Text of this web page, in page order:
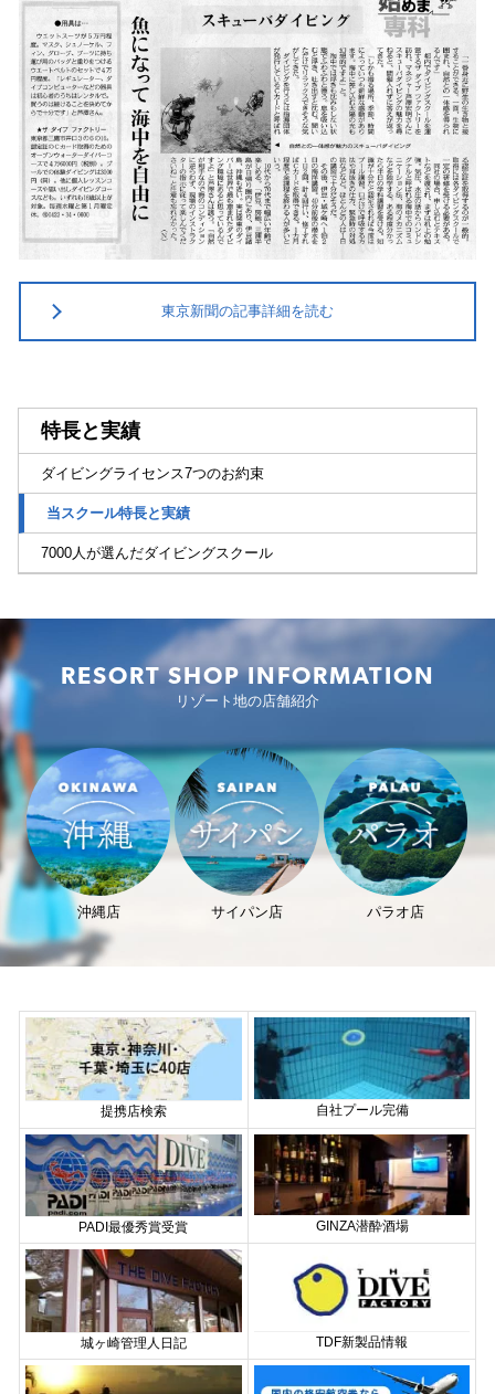
特長と実績
ダイビングライセンス7つのお約束
当スクール特長と実績
7000人が選んだダイビングスクール
東京新聞の記事詳細を読む
RESORT SHOP INFORMATION
リゾート地の店舗紹介
沖縄店 サイパン店 パラオ店
提携店検索 自社プール完備
PADI最優秀賞受賞 GINZA潜酔酒場
城ヶ崎管理人日記 TDF新製品情報